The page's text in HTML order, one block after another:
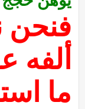
فنحن
ألفه
ما